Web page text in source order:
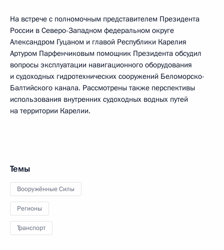
На встрече с полномочным представителем Президента
России в Северо-Западном федеральном округе
Александром Гуцаном и главой Республики Карелия
Артуром Парфенчиковым помощник Президента обсудил
вопросы эксплуатации навигационного оборудования
и судоходных гидротехнических сооружений Беломорско-
Балтийского канала. Рассмотрены также перспективы
использования внутренних судоходных водных путей
на территории Карелии.
Темы
Вооружённые Силы
Регионы
Транспорт